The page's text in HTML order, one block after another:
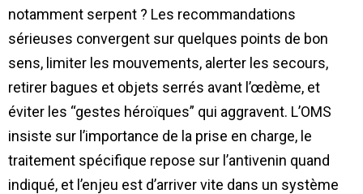
notamment serpent ? Les recommandations
sérieuses convergent sur quelques points de bon
sens, limiter les mouvements, alerter les secours,
retirer bagues et objets serrés avant l’œdème, et
éviter les “gestes héroïques” qui aggravent. L’OMS
insiste sur l’importance de la prise en charge, le
traitement spécifique repose sur l’antivenin quand
indiqué, et l’enjeu est d’arriver vite dans un système